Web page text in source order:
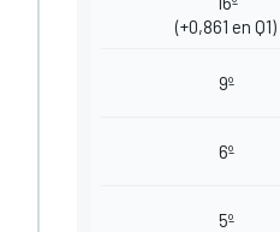
(+0,861 en Q1)
9º
6º
5º